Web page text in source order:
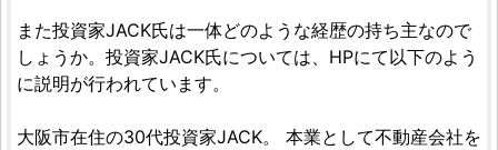
また投資家JACK氏は一体どのような経歴の持ち主なので
しょうか。投資家JACK氏については、HPにて以下のよう
に説明が行われています。
大阪市在住の30代投資家JACK。 本業として不動産会社を